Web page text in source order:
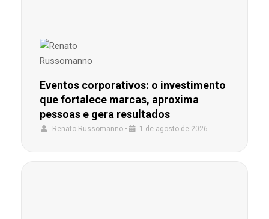
Eventos corporativos: o investimento
que fortalece marcas, aproxima
pessoas e gera resultados
Renato Russomanno • 1 de agosto de 2026